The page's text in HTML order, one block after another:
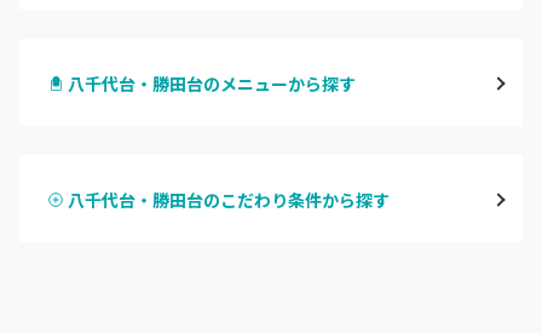
八千代台・勝田台のメニューから探す
八千代台・勝田台のこだわり条件から探す